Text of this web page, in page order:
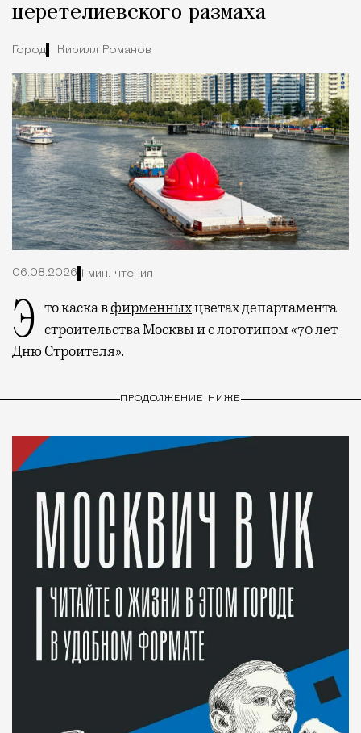
церетелиевского размаха
Город Кирилл Романов
06.08.2026 1 мин. чтения
Это каска вфирменныхцветах департамента
строительства Москвы и с логотипом «70 лет
Дню Строителя».
ПРОДОЛЖЕНИЕ НИЖЕ